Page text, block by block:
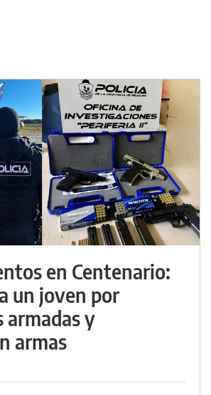
en Centenario:
un joven por
armadas y
armas